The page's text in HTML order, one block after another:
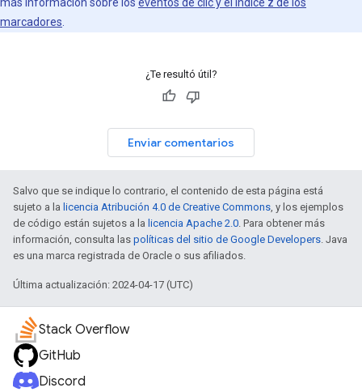
más información sobre los eventos de clic y el índice z de los
marcadores.
¿Te resultó útil?
Enviar comentarios
Salvo que se indique lo contrario, el contenido de esta página está
sujeto a la licencia Atribución 4.0 de Creative Commons, y los ejemplos
de código están sujetos a la licencia Apache 2.0. Para obtener más
información, consulta las políticas del sitio de Google Developers. Java
es una marca registrada de Oracle o sus afiliados.
Última actualización: 2024-04-17 (UTC)
Stack Overflow
GitHub
Discord